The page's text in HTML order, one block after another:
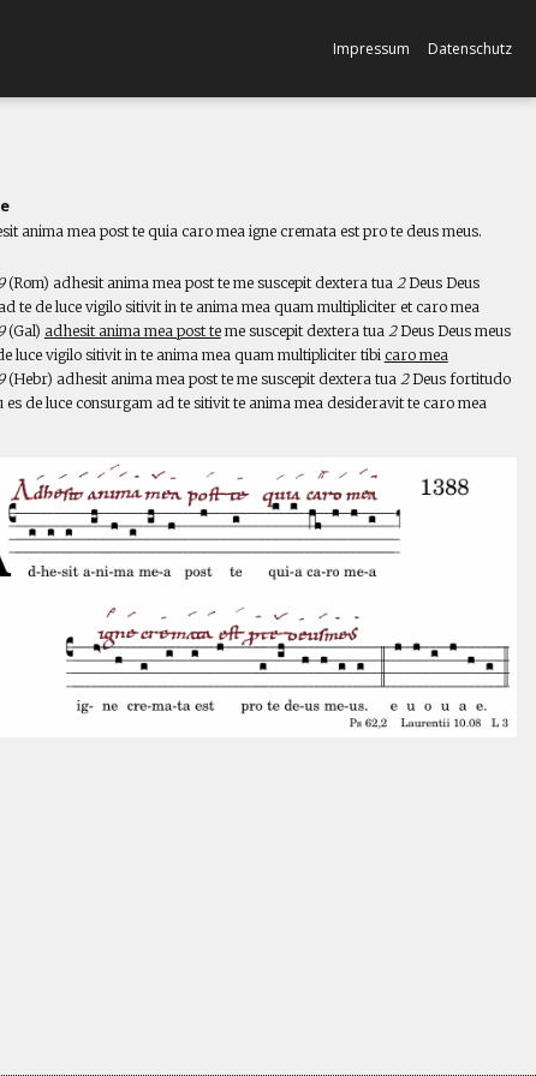
Impressum Datenschutz
anima mea post te quia caro mea igne cremata est pro te deus meus.
(Rom) adhesit anima mea post te me suscepit dextera tua 2Deus Deus
te de luce vigilo sitivit in te anima mea quam multipliciter et caro mea
(Gal) adhesit anima mea post teme suscepit dextera tua 2Deus Deus meus
luce vigilo sitivit in te anima mea quam multipliciter tibi caro mea
(Hebr) adhesit anima mea post te me suscepit dextera tua 2Deus fortitudo
es de luce consurgam ad te sitivit te anima mea desideravit te caro mea